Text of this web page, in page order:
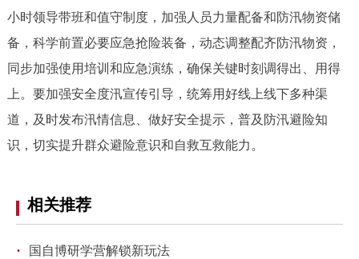
北京概况 十六区概览 人文北京
绿色北京 图说北京 视频北京
ENGLISH
DEUTSCH FRANÇAIS
小时领导带班和值守制度，加强人员力量配备和防汛物资储
备，科学前置必要应急抢险装备，动态调整配齐防汛物资，
同步加强使用培训和应急演练，确保关键时刻调得出、用得
上。要加强安全度汛宣传引导，统筹用好线上线下多种渠
道，及时发布汛情信息、做好安全提示，普及防汛避险知
识，切实提升群众避险意识和自救互救能力。
相关推荐
· 国自博研学营解锁新玩法